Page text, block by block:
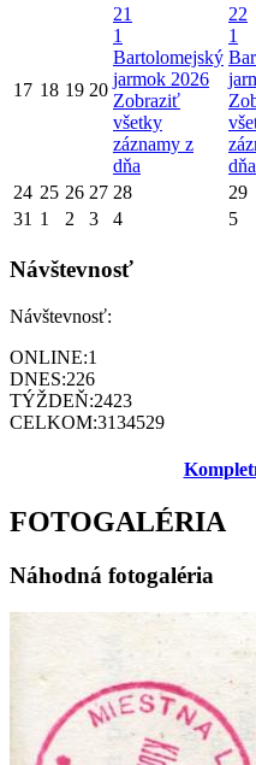
17 18 19 20
21
1
Bartolomejský
jarmok 2026
Zobraziť
všetky
záznamy z
dňa
22
1
dňa
24 25 26 27 28 29
31 1 2 3 4 5
Návštevnosť
Návštevnosť:
ONLINE:1
DNES:226
TÝŽDEŇ:2423
CELKOM:3134529
FOTOGALÉRIA
Náhodná fotogaléria